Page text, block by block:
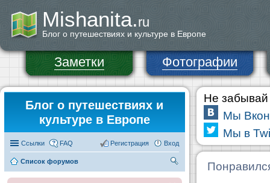
Mishanita.ru
Блог о путешествиях и культуре в Европе
Заметки Фотографии
Блог о путешествиях и
культуре в Европе
Ссылки FAQ Вход
Регистрация
Список форумов
Не забывай
Мы
Мы в